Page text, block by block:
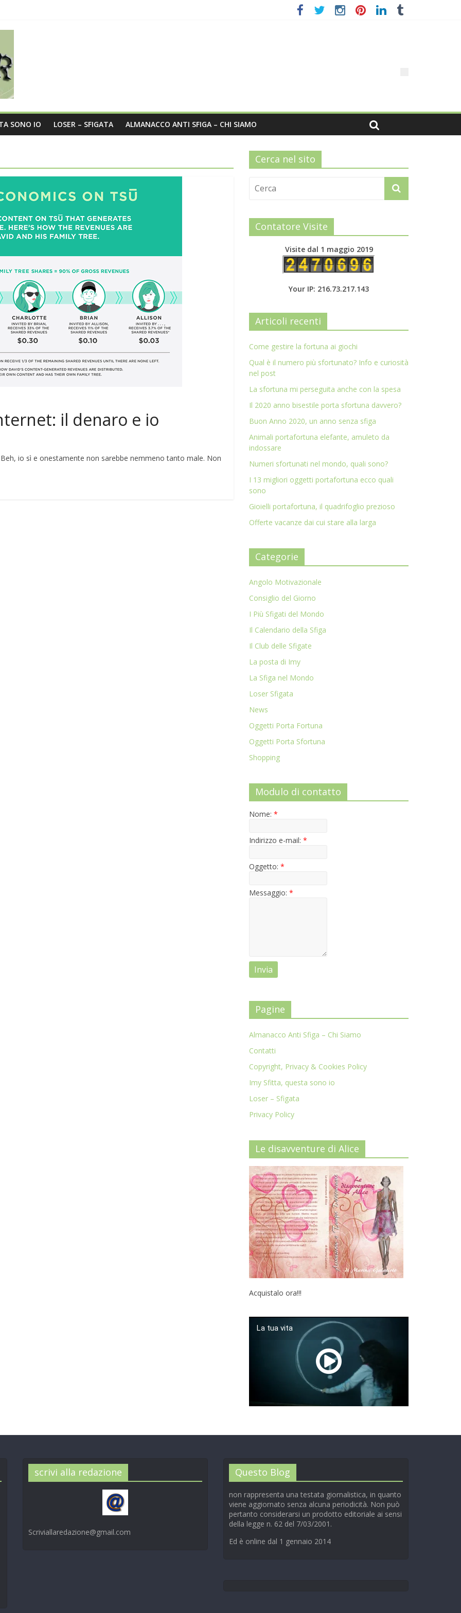
nel post
SONO IO LOSER – SFIGATA ALMANACCO ANTI SFIGA – CHI SIAMO
il denaro e io
io sì e onestamente non sarebbe nemmeno tanto male. Non
Cerca nel sito
Contatore Visite
Visite dal 1 maggio 2019
Your IP: 216.73.217.143
Articoli recenti
Come gestire la fortuna ai giochi
Qual è il numero più sfortunato? Info e curiosità
nel post
La sfortuna mi perseguita anche con la spesa
Il 2020 anno bisestile porta sfortuna davvero?
Buon Anno 2020, un anno senza sfiga
Animali portafortuna elefante, amuleto da
indossare
Numeri sfortunati nel mondo, quali sono?
I 13 migliori oggetti portafortuna ecco quali
sono
Gioielli portafortuna, il quadrifoglio prezioso
Offerte vacanze dai cui stare alla larga
Categorie
Angolo Motivazionale
Consiglio del Giorno
I Più Sfigati del Mondo
Il Calendario della Sfiga
Il Club delle Sfigate
La posta di Imy
La Sfiga nel Mondo
Loser Sfigata
News
Oggetti Porta Fortuna
Oggetti Porta Sfortuna
Shopping
Modulo di contatto
Nome: *
Indirizzo e-mail: *
Oggetto: *
Messaggio: *
Pagine
Almanacco Anti Sfiga – Chi Siamo
Contatti
Copyright, Privacy & Cookies Policy
Imy Sfitta, questa sono io
Loser – Sfigata
Privacy Policy
Le disavventure di Alice
Acquistalo ora!!!
La tua vita
01:04
scrivi alla redazione
Scriviallaredazione@gmail.com
Questo Blog
non rappresenta una testata giornalistica, in quanto
viene aggiornato senza alcuna periodicità. Non può
pertanto considerarsi un prodotto editoriale ai sensi
della legge n. 62 del 7/03/2001.
Ed è online dal 1 gennaio 2014